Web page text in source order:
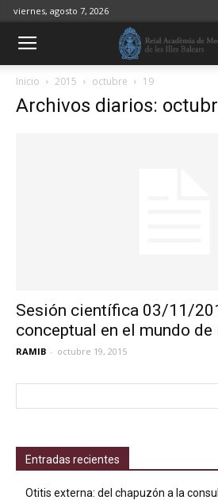
viernes, agosto 7, 2026
Inicio 2015 octubre 19
Archivos diarios:
Sesión científica 03/11/
conceptual en el mundo
RAMIB - octubre 19, 2015
Entradas recientes
Otitis externa: del chapuzón a la